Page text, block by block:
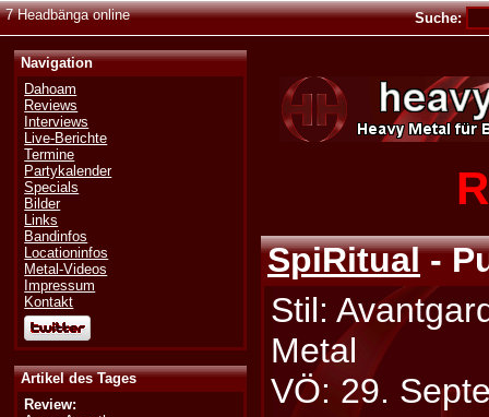
7 Headbänga online Suche:
Navigation
Dahoam
Reviews
Interviews
Live-Berichte
Termine
Partykalender
Specials
Bilder
Links
Bandinfos
Locationinfos
Metal-Videos
Impressum
Kontakt
Artikel des Tages
Review:
SpiRitual-
Stil:
Metal
VÖ: 29.